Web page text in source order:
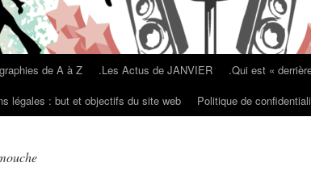
de A à Z .Les Actus de JANVIER .Qui est «
légales : but et objectifs du site web Politique de